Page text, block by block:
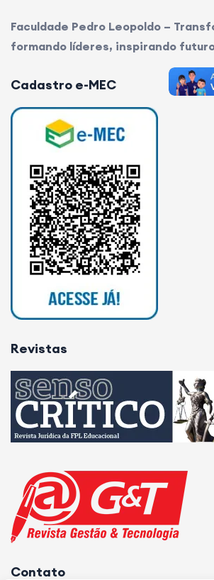
Faculdade Pedro Leopoldo –
formando líderes, inspirando
Cadastro e-MEC
Revistas
Contato